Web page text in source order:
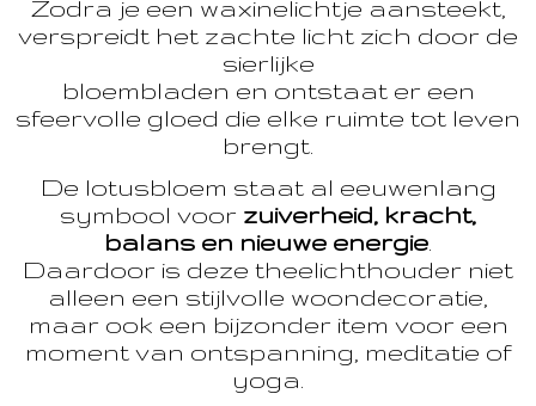
Zodra je een waxinelichtje aansteekt,
verspreidt het zachte licht zich door de
sierlijke
bloembladen en ontstaat er een
sfeervolle gloed die elke ruimte tot leven
brengt.
De lotusbloem staat al eeuwenlang
symbool voor zuiverheid, kracht,
balans en nieuwe energie
Daardoor is deze theelichthouder niet
alleen een stijlvolle woondecoratie,
maar ook een bijzonder item voor een
moment van ontspanning, meditatie of
yoga.